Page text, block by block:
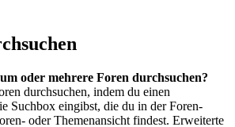
oder mehrere Foren durchsuchen?
durchsuchen, indem du einen
Suchbox eingibst, die du in der Foren-
oder Themenansicht findest. Erweiterte